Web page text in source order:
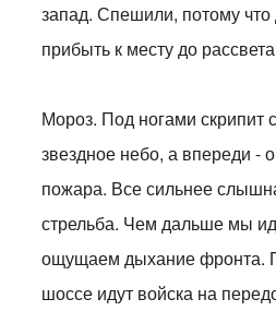
запад. Спешили, потому
прибыть к месту до
Мороз. Под ногами скрипит
звездное небо, а впереди -
пожара. Все сильнее
стрельба. Чем дальше мы
ощущаем дыхание фронта.
шоссе идут войска на